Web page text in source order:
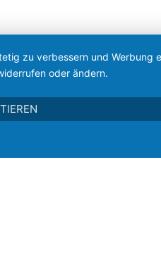
zu verbessern und
oder ändern.